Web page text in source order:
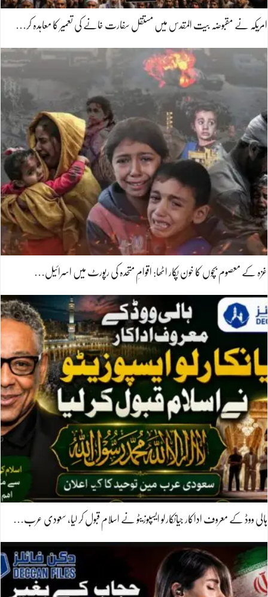
امریکہ نے مقبوضہ بیت المقدس میں مستقل سفارت خانے کی تعمیر کا معاہدہ کر…
غزہ کے معصوم بچوں کا خون پکار اٹھا: اقوامِ متحدہ کی رپورٹ میں اسرائیل…
ہالی ووڈ کے معروف اداکار جیانکارلو ایسپوزیٹو نے اسلام قبول کر لیا، سعودی عرب…